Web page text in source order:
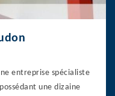
entreprise spécialiste
une dizaine